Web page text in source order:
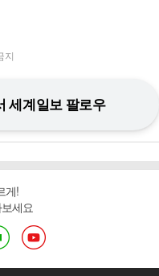
지
세계일보 팔로우
게!
세요